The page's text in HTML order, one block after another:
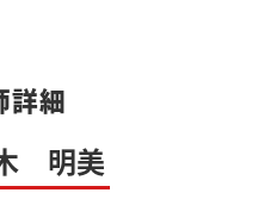
詳細
明美